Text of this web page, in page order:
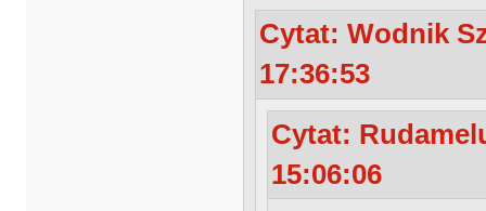
Cytat: Wodnik
17:36:53
Cytat:
15:06:06